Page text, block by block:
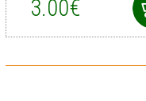
3.00€